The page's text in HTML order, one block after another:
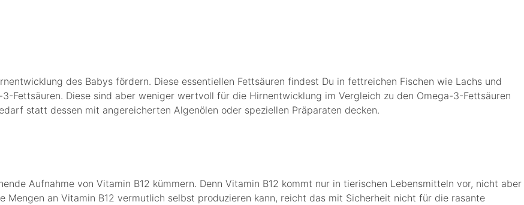
des Babys fördern. Diese essentiellen Fettsäuren findest Du in fettreichen Fischen wie Lachs und
3-Fettsäuren. Diese sind aber weniger wertvoll für die Hirnentwicklung im Vergleich zu den Omega-3-Fettsäuren
statt dessen mit angereicherten Algenölen oder speziellen Präparaten decken.
Aufnahme von Vitamin B12 kümmern. Denn Vitamin B12 kommt nur in tierischen Lebensmitteln vor, nicht aber
Mengen an Vitamin B12 vermutlich selbst produzieren kann, reicht das mit Sicherheit nicht für die rasante